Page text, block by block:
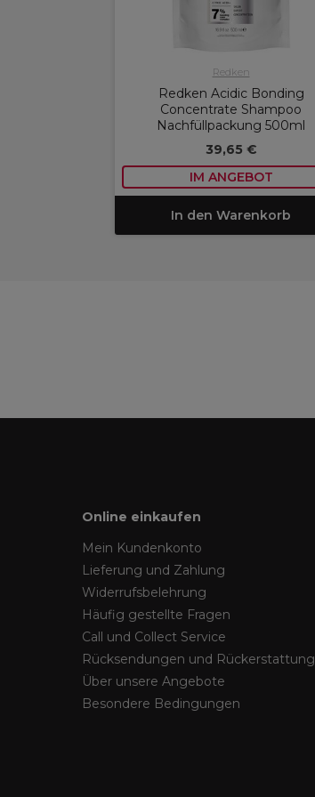
Redken
Redken Acidic Bonding
Concentrate Shampoo
Nachfüllpackung 500ml
39,65 €
IM ANGEBOT
In den Warenkorb
Online einkaufen
Mein Kundenkonto
Lieferung und Zahlung
Widerrufsbelehrung
Häufig gestellte Fragen
Call und Collect Service
Rücksendungen und Rückerstattung
Über unsere Angebote
Besondere Bedingungen